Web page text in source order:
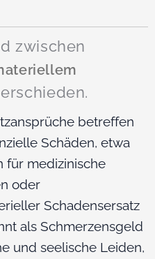
zwischen
betreffen
Schäden, etwa
für medizinische
oder
Schadensersatz
als Schmerzensgeld
und seelische Leiden,